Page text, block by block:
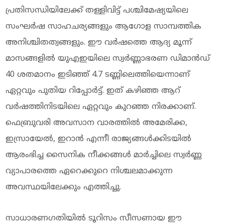
പ്രതിസന്ധിയിലേക്ക് തള്ളിവിട്ട് പശ്ചിമേഷ്യയിലെ
സംഘർഷ സാഹചര്യങ്ങളും ആഗോള സാമ്പത്തിക
അനിശ്ചിതത്വങ്ങളും. ഈ വർഷത്തെ ആദ്യ മൂന്ന്
മാസങ്ങളിൽ യുഎഇയിലെ സ്വർണ്ണാഭരണ ഡിമാൻഡ്
40 ശതമാനം ഇടിഞ്ഞ് 4.7 ടണ്ണിലെത്തിയെന്നാണ്
ഏറ്റവും പുതിയ റിപ്പോർട്ട്. ഇത് കഴിഞ്ഞ ആറ്
വർഷത്തിനിടയിലെ ഏറ്റവും കുറഞ്ഞ നിരക്കാണ്.
ഫെബ്രുവരി അവസാന വാരത്തിൽ അമേരിക്ക,
ഇസ്രായേൽ, ഇറാൻ എന്നീ രാജ്യങ്ങൾക്കിടയിൽ
ആരംഭിച്ച സൈനിക നീക്കങ്ങൾ മാർച്ചിലെ സ്വർണ്ണ
വ്യാപാരത്തെ ഏറെക്കുറെ നിശ്ചലമാക്കുന്ന
അവസ്ഥയിലേക്കും എത്തിച്ചു.
സാധാരണഗതിയിൽ ടൂറിസം സീസണായ ഈ